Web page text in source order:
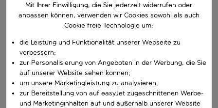
Beginne mit der Eingabe für die automatische
Wähle ein Ab- und Rückflugdatum aus.
Reisezeitraum wählen
Wann
Wer
Suchen
Mit Ihrer Einwilligung, die Sie jederzeit widerrufen oder
anpassen können, verwenden wir Cookies sowohl als auch
Cookie freie Technologie um:
die Leistung und Funktionalität unserer Webseite zu
verbessern;
zur Personalisierung von Angeboten in der Werbung, die Sie
auf unserer Website sehen können;
um unsere Marketingleistung zu analysieren;
zur Bereitstellung von auf easyJet zugeschnittenen Werbe-
und Marketinginhalten auf und außerhalb unserer Website